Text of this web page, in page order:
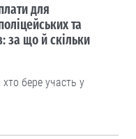
для
та
за що й скільки
бере участь у